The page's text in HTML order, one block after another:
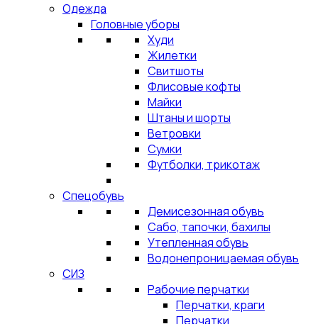
Одежда
Головные уборы
Худи
Жилетки
Свитшоты
Флисовые кофты
Майки
Штаны и шорты
Ветровки
Сумки
Футболки, трикотаж
Спецобувь
Демисезонная обувь
Сабо, тапочки, бахилы
Утепленная обувь
Водонепроницаемая обувь
СИЗ
Рабочие перчатки
Перчатки, краги
Перчатки